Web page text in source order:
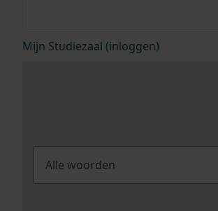
Mijn Studiezaal (inloggen)